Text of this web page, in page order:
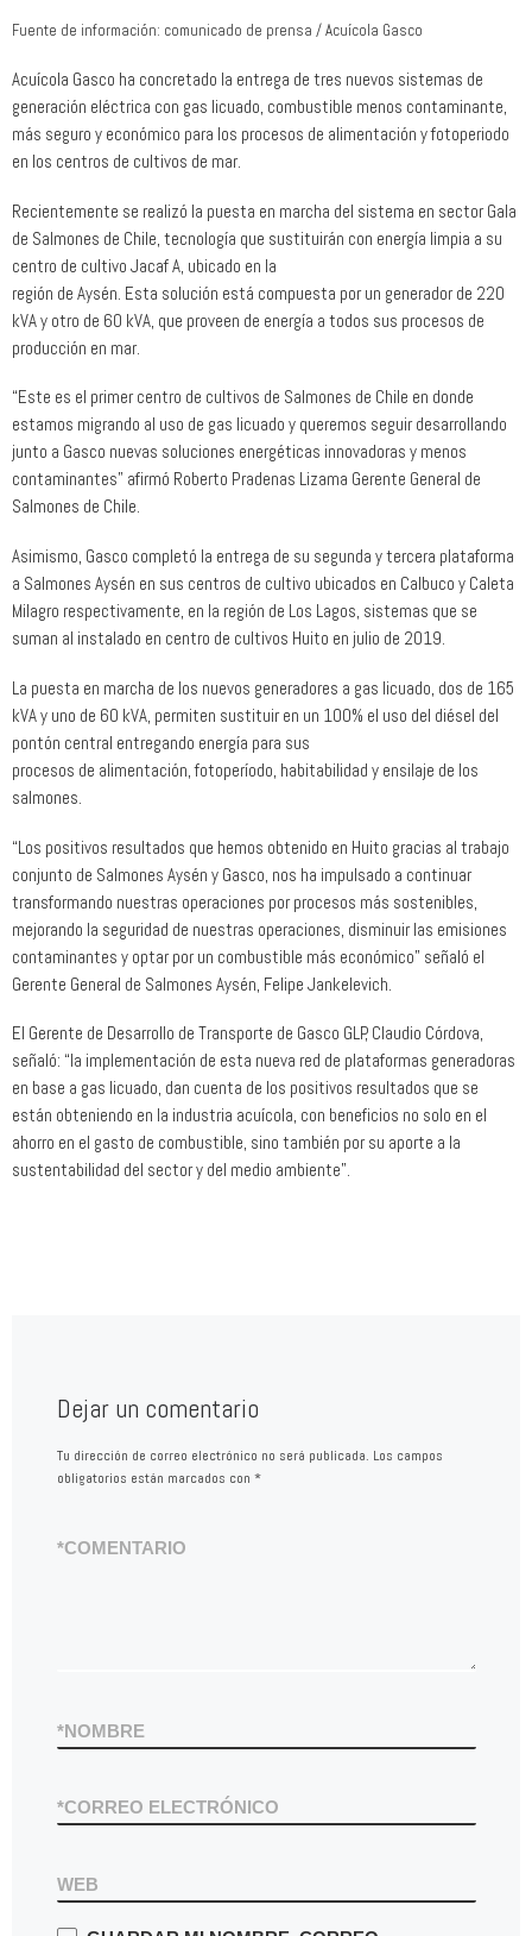
Fuente de información: comunicado de prensa / Acuícola Gasco
Acuícola Gasco ha concretado la entrega de tres nuevos sistemas de
generación eléctrica con gas licuado, combustible menos contaminante,
más seguro y económico para los procesos de alimentación y fotoperiodo
en los centros de cultivos de mar.
Recientemente se realizó la puesta en marcha del sistema en sector Gala
de Salmones de Chile, tecnología que sustituirán con energía limpia a su
centro de cultivo Jacaf A, ubicado en la
región de Aysén. Esta solución está compuesta por un generador de 220
kVA y otro de 60 kVA, que proveen de energía a todos sus procesos de
producción en mar.
“Este es el primer centro de cultivos de Salmones de Chile en donde
estamos migrando al uso de gas licuado y queremos seguir desarrollando
junto a Gasco nuevas soluciones energéticas innovadoras y menos
contaminantes” afirmó Roberto Pradenas Lizama Gerente General de
Salmones de Chile.
Asimismo, Gasco completó la entrega de su segunda y tercera plataforma
a Salmones Aysén en sus centros de cultivo ubicados en Calbuco y Caleta
Milagro respectivamente, en la región de Los Lagos, sistemas que se
suman al instalado en centro de cultivos Huito en julio de 2019.
La puesta en marcha de los nuevos generadores a gas licuado, dos de 165
kVA y uno de 60 kVA, permiten sustituir en un 100% el uso del diésel del
pontón central entregando energía para sus
procesos de alimentación, fotoperíodo, habitabilidad y ensilaje de los
salmones.
“Los positivos resultados que hemos obtenido en Huito gracias al trabajo
conjunto de Salmones Aysén y Gasco, nos ha impulsado a continuar
transformando nuestras operaciones por procesos más sostenibles,
mejorando la seguridad de nuestras operaciones, disminuir las emisiones
contaminantes y optar por un combustible más económico” señaló el
Gerente General de Salmones Aysén, Felipe Jankelevich.
El Gerente de Desarrollo de Transporte de Gasco GLP, Claudio Córdova,
señaló: “la implementación de esta nueva red de plataformas generadoras
en base a gas licuado, dan cuenta de los positivos resultados que se
están obteniendo en la industria acuícola, con beneficios no solo en el
ahorro en el gasto de combustible, sino también por su aporte a la
sustentabilidad del sector y del medio ambiente”.
Dejar un comentario
Tu dirección de correo electrónico no será publicada. Los campos
obligatorios están marcados con *
COMENTARIO
*
NOMBRE
*
CORREO ELECTRÓNICO
*
WEB